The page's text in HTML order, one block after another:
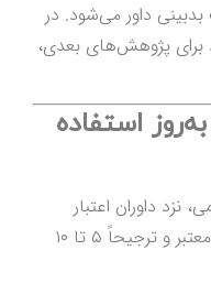
داور می‌شود. در
پژوهش‌های بعدی،
استفاده
نزد داوران اعتبار
ندارند. منابع شما باید از ژورنال‌های معتبر و ترجیحاً ۵ تا ۱۰